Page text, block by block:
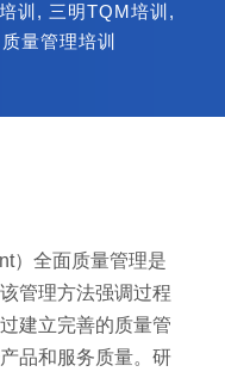
训 , 三明TQM培训 ,
质量管理培训
）全面质量管理是
管理方法强调过程
建立完善的质量管
品和服务质量。研